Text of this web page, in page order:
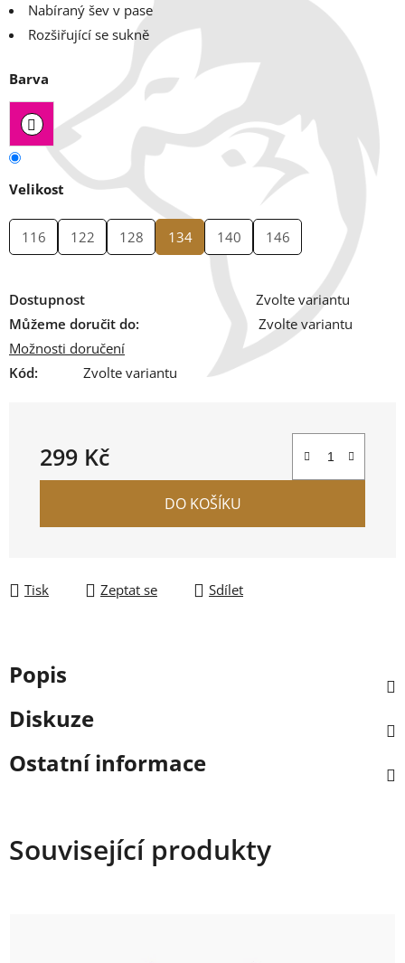
Nabíraný šev v pase
Rozšiřující se sukně
Barva
Velikost
116 122 128 134 140 146
Dostupnost
Zvolte variantu
Můžeme doručit do:
Zvolte variantu
Možnosti doručení
Kód:
Zvolte variantu
299 Kč
Měrná cena:
DO KOŠÍKU
Tisk Zeptat se Sdílet
Popis
Diskuze
Ostatní informace
Související produkty